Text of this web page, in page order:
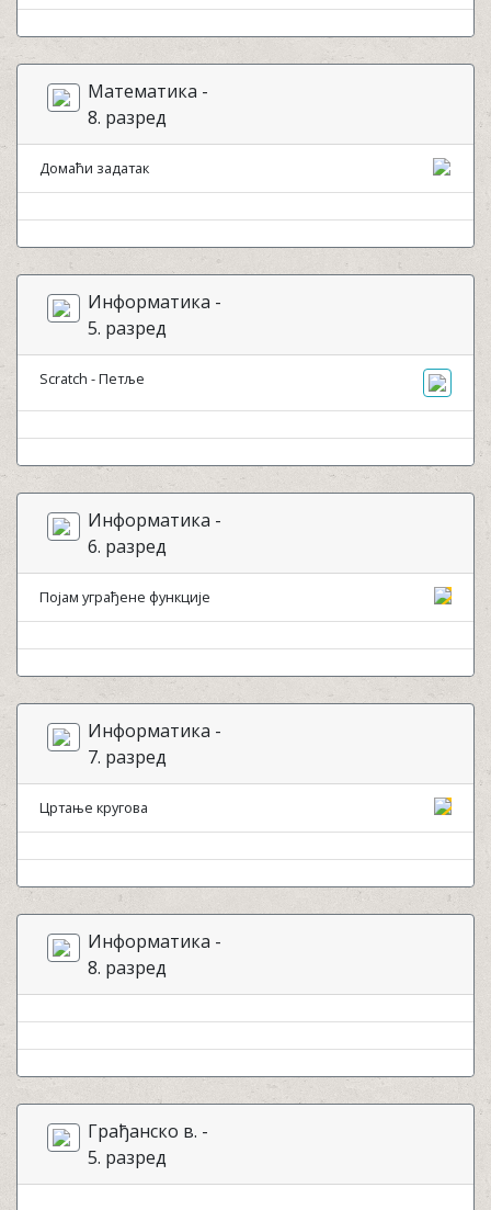
Математика -
8. разред
Домаћи задатак
Информатика -
5. разред
Scratch - Петље
Информатика -
6. разред
Појам уграђене функције
Информатика -
7. разред
Цртање кругова
Информатика -
8. разред
Грађанско в. -
5. разред